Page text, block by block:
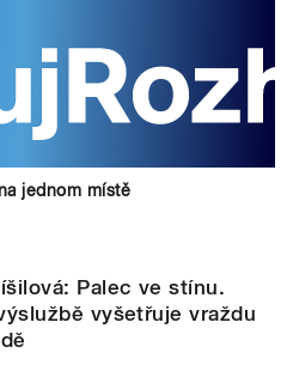
jednom místě
Palec ve stínu.
vyšetřuje vraždu